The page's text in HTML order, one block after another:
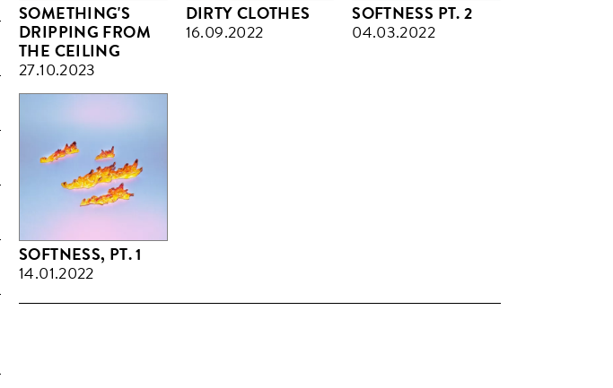
SOMETHING'S
DRIPPING FROM
THE CEILING
27.10.2023
DIRTY CLOTHES
16.09.2022
SOFTNESS PT. 2
04.03.2022
SOFTNESS, PT. 1
14.01.2022